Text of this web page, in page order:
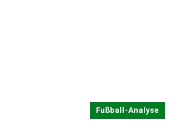
Fußball-Analyse